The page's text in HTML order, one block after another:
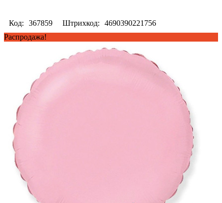
Код: 367859 Штрихкод:
4690390221756
Распродажа!